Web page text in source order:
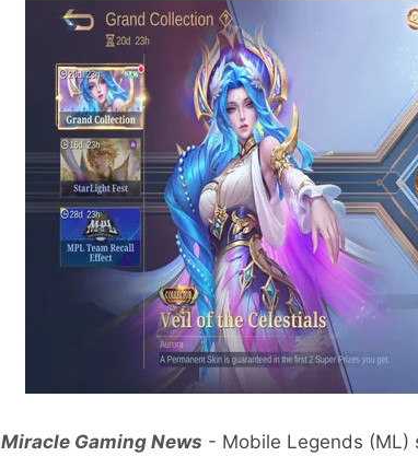
Miracle Gaming News - Mobile Legends (ML)